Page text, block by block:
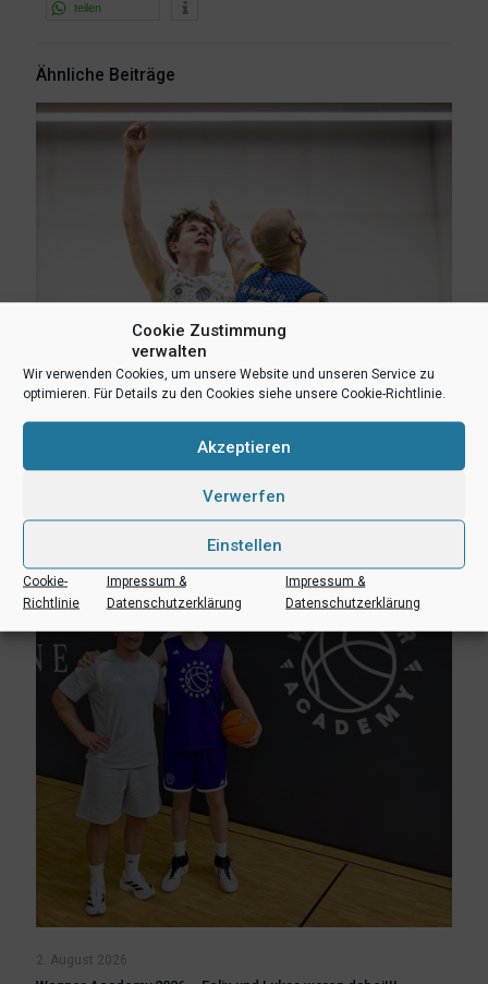
Cookie Zustimmung
verwalten
Wir verwenden Cookies, um unsere Website und unseren Service zu
optimieren. Für Details zu den Cookies siehe unsere Cookie-Richtlinie.
Akzeptieren
Verwerfen
Einstellen
Cookie-
Richtlinie
Impressum &
Datenschutzerklärung
Impressum &
Datenschutzerklärung
teilen
Ähnliche Beiträge
Erik Niggemann setzt Karriere in Ibbenbüren fort
Mehr lesen
2. August 2026